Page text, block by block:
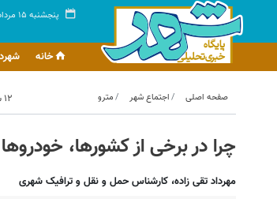
پنجشنبه ۱۵ مرداد ۱۴۰۵
خانه
صفحه اصلی اجتماع شهر مترو ۱۲ شهریور ۱۳۹۹ - ۱۱:۳۰
چرا در برخی از کشورها،
مهرداد تقی زاده، کارشناس حمل و نقل و ترافیک شهری